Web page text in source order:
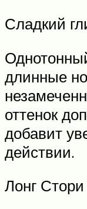
Сладкий
длинные
оттенок
добавит
действии.
Лонг Стори